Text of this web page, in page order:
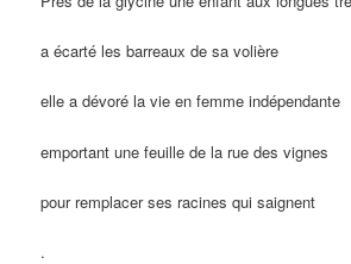
a écarté les barreaux de sa volière
elle a dévoré la vie en femme indépendante
emportant une feuille de la rue des vignes
pour remplacer ses racines qui saignent
.